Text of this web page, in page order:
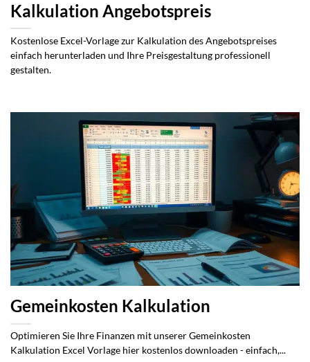
Kalkulation Angebotspreis
Kostenlose Excel-Vorlage zur Kalkulation des Angebotspreises
einfach herunterladen und Ihre Preisgestaltung professionell
gestalten.
Gemeinkosten Kalkulation
Optimieren Sie Ihre Finanzen mit unserer Gemeinkosten
Kalkulation Excel Vorlage hier kostenlos downloaden - einfach,...